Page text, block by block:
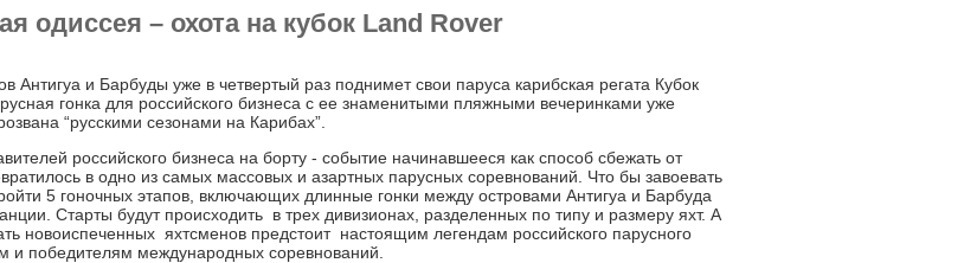
одиссея – охота на кубок Land Rover
Антигуа и Барбуды уже в четвертый раз поднимет свои паруса карибская регата Кубок
гонка для российского бизнеса с ее знаменитыми пляжными вечеринками уже
“русскими сезонами на Карибах”.
российского бизнеса на борту - событие начинавшееся как способ сбежать от
в одно из самых массовых и азартных парусных соревнований. Что бы завоевать
5 гоночных этапов, включающих длинные гонки между островами Антигуа и Барбуда
Старты будут происходить в трех дивизионах, разделенных по типу и размеру яхт. А
новоиспеченных яхтсменов предстоит настоящим легендам российского парусного
победителям международных соревнований.